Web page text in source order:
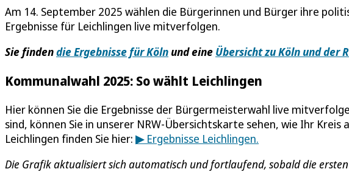
Am 14. September 2025 wählen die Bürgerinnen und Bürger ihre
Ergebnisse für Leichlingen live mitverfolgen.
Sie findendie Ergebnisse für Köln und eine Übersicht zu Köln und der
Kommunalwahl 2025: So wählt Leichlingen
Hier können Sie die Ergebnisse der Bürgermeisterwahl live
sind, können Sie in unserer NRW-Übersichtskarte sehen, wie Ihr
Leichlingen finden Sie hier: ▶ Ergebnisse Leichlingen.
Die Grafik aktualisiert sich automatisch und fortlaufend, sobald die